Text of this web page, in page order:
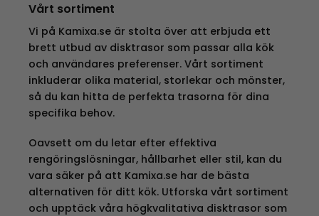
Vårt sortiment
Vi på Kamixa.se är stolta över att erbjuda ett
brett utbud av disktrasor som passar alla kök
och användares preferenser. Vårt sortiment
inkluderar olika material, storlekar och mönster,
så du kan hitta de perfekta trasorna för dina
specifika behov.
Oavsett om du letar efter effektiva
rengöringslösningar, hållbarhet eller stil, kan du
vara säker på att Kamixa.se har de bästa
alternativen för ditt kök. Utforska vårt sortiment
och upptäck våra högkvalitativa disktrasor som